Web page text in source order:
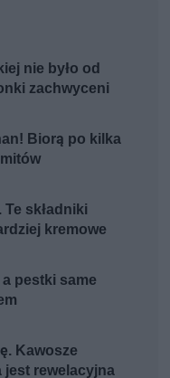
nie było od
zachwyceni
Biorą po kilka
Te składniki
kremowe
pestki same
Kawosze
jest rewelacyjna